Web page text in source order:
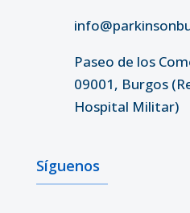
Paseo de los
09001, Burgos
Hospital Militar)
Síguenos